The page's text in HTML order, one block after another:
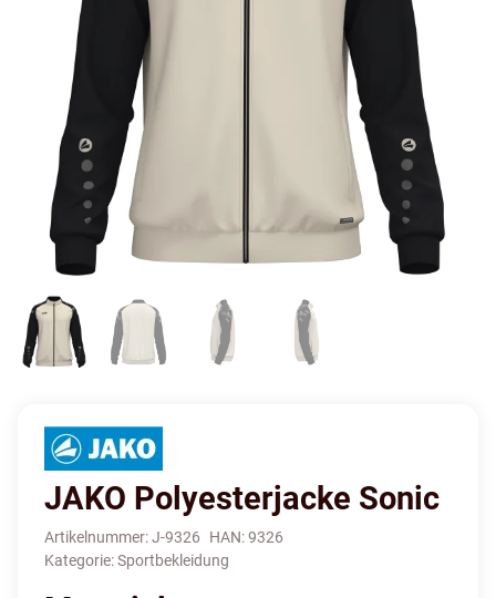
JAKO Polyesterjacke Sonic
Artikelnummer:J-9326 HAN:9326
Kategorie:Sportbekleidung